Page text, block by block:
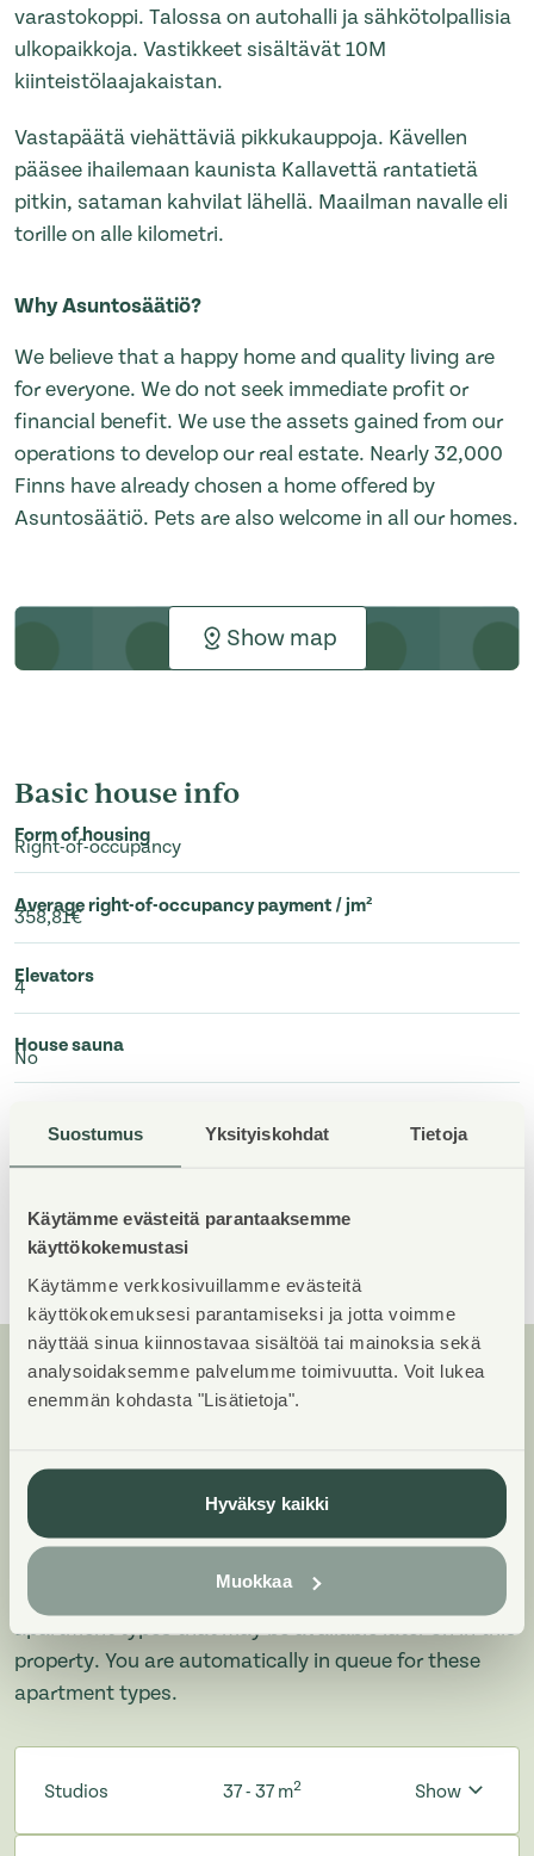
Suostumus Yksityiskohdat Tietoja
Käytämme evästeitä parantaaksemme
käyttökokemustasi
Käytämme verkkosivuillamme evästeitä
käyttökokemuksesi parantamiseksi ja jotta voimme
näyttää sinua kiinnostavaa sisältöä tai mainoksia sekä
analysoidaksemme palvelumme toimivuutta. Voit lukea
enemmän kohdasta "Lisätietoja".
Hyväksy kaikki
Muokkaa
varastokoppi. Talossa on autohalli ja sähkötolpallisia
ulkopaikkoja. Vastikkeet sisältävät 10M
kiinteistölaajakaistan.
Vastapäätä viehättäviä pikkukauppoja. Kävellen
pääsee ihailemaan kaunista Kallavettä rantatietä
pitkin, sataman kahvilat lähellä. Maailman navalle eli
torille on alle kilometri.
Why Asuntosäätiö?
We believe that a happy home and quality living are
for everyone. We do not seek immediate profit or
financial benefit. We use the assets gained from our
operations to develop our real estate. Nearly 32,000
Finns have already chosen a home offered by
Asuntosäätiö. Pets are also welcome in all our homes.
Show map
Basic house info
Form of housing
Right-of-occupancy
Average right-of-occupancy payment / jm²
358,81€
Elevators
4
House sauna
No
Show All
Apartments and floor plans:
Kerrostalo
Add all the apartment types you want to your
application. Your opportunity to get an apartment
increases when we are able to offer you all of the
apartment types that may be available later on in this
property. You are automatically in queue for these
apartment types.
Studios 37 - 37 m2 Show